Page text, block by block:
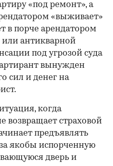
«под ремонт», а
«выживает»
в порче арендатором
антикварной
под угрозой суда
вынужден
сил и денег на
когда
возвращает страховой
предъявлять
якобы испорченную
дверь и